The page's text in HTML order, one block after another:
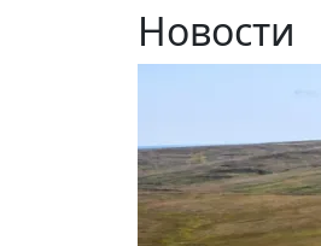
Новости